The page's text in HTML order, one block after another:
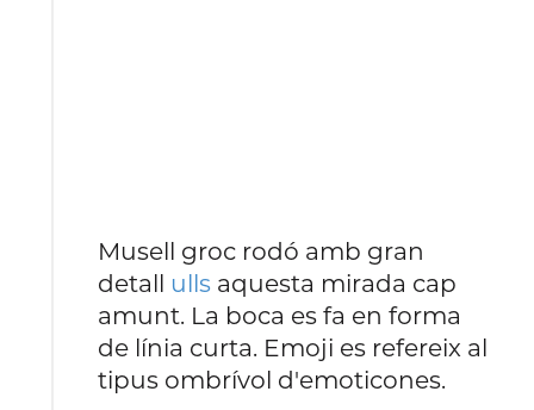
Musell groc rodó amb gran
detall ulls aquesta mirada cap
amunt. La boca es fa en forma
de línia curta. Emoji es refereix al
tipus ombrívol d'emoticones.